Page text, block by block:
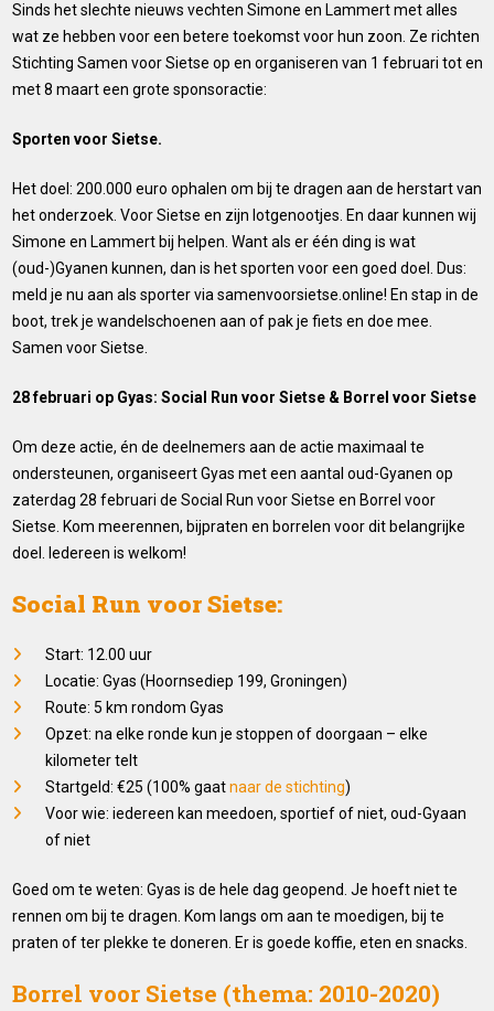
Sinds het slechte nieuws vechten Simone en Lammert met alles
wat ze hebben voor een betere toekomst voor hun zoon. Ze richten
Stichting Samen voor Sietse op en organiseren van 1 februari tot en
met 8 maart een grote sponsoractie:
Sporten voor Sietse.
Het doel: 200.000 euro ophalen om bij te dragen aan de herstart van
het onderzoek. Voor Sietse en zijn lotgenootjes. En daar kunnen wij
Simone en Lammert bij helpen. Want als er één ding is wat
(oud-)Gyanen kunnen, dan is het sporten voor een goed doel. Dus:
meld je nu aan als sporter viasamenvoorsietse.online! En stap in de
boot, trek je wandelschoenen aan of pak je fiets en doe mee.
Samen voor Sietse.
28 februari op Gyas: Social Run voor Sietse & Borrel voor Sietse
Om deze actie, én de deelnemers aan de actie maximaal te
ondersteunen, organiseert Gyas met een aantal oud-Gyanen op
zaterdag 28 februari de Social Run voor Sietse en Borrel voor
Sietse. Kom meerennen, bijpraten en borrelen voor dit belangrijke
doel. Iedereen is welkom!
Social Run voor Sietse:
Start: 12.00 uur
Locatie: Gyas (Hoornsediep 199, Groningen)
Route: 5 km rondom Gyas
Opzet: na elke ronde kun je stoppen of doorgaan – elke
kilometer telt
Startgeld: €25 (100% gaatnaar de stichting)
Voor wie: iedereen kan meedoen, sportief of niet, oud-Gyaan
of niet
Goed om te weten: Gyas is de hele dag geopend. Je hoeft niet te
rennen om bij te dragen. Kom langs om aan te moedigen, bij te
praten of ter plekke te doneren. Er is goede koffie, eten en snacks.
Borrel voor Sietse (thema: 2010-2020)